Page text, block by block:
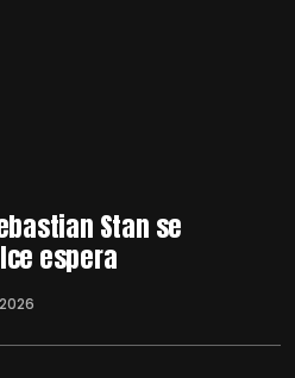
Stan se
espera